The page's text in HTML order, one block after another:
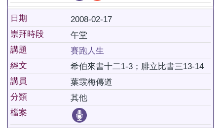
日期
2008-02-17
崇拜時段
午堂
講題
賽跑人生
經文
希伯來書十二1-3；腓立比書三13-14
講員
葉䨏梅傳道
分類
其他
檔案